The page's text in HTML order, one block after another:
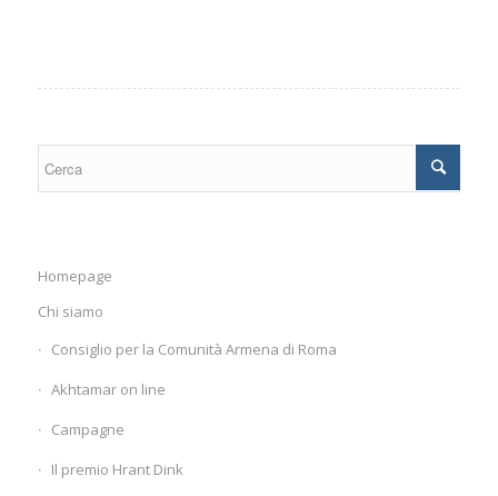
Homepage
Chi siamo
Consiglio per la Comunità Armena di Roma
Akhtamar on line
Campagne
Il premio Hrant Dink